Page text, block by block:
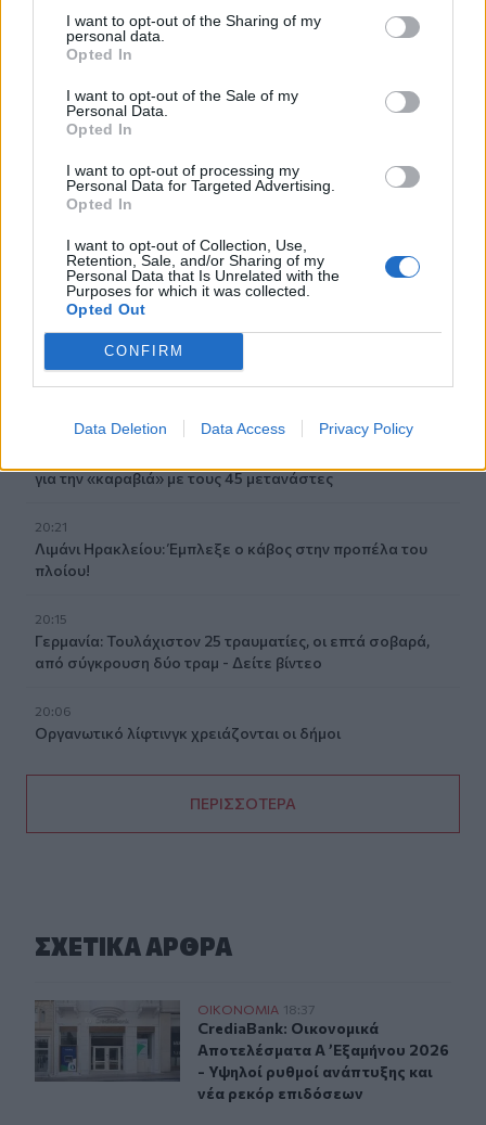
I want to opt-out of the Sharing of my
personal data.
Opted In
I want to opt-out of the Sale of my
Personal Data.
Opted In
I want to opt-out of processing my
Personal Data for Targeted Advertising.
Opted In
I want to opt-out of Collection, Use,
Retention, Sale, and/or Sharing of my
Personal Data that Is Unrelated with the
Purposes for which it was collected.
Opted Out
CONFIRM
Data Deletion Data Access Privacy Policy
Γιατί δεν έσωσα το κουτάβι: Τι αναφέρει ο ερευνητής που
κατέγραφε τη συμβίωση του μικρού σκυλιού με αγέλη
λύκων
Χανιά: Τραγούδια που κουβαλούν ιστορίες και
αναμνήσεις στο Αρχαιολογικό Μουσείο
20:49
Στην Κρήτη ο υπ. Υποδομών Χρίστος Δήμας: «Προχωρούν
τα έργα σε όλο το μήκος του ΒΟΑΚ»
Νορβηγία: Μυστηριώδεις θάνατοι ταράνδων δημιουργούν
ερωτηματικά
για την «καραβιά» με τους 45 μετανάστες
20:21
Λιμάνι Ηρακλείου: Έμπλεξε ο κάβος στην προπέλα του
πλοίου!
20:15
Γερμανία: Τουλάχιστον 25 τραυματίες, οι επτά σοβαρά,
από σύγκρουση δύο τραμ - Δείτε βίντεο
20:06
Οργανωτικό λίφτινγκ χρειάζονται οι δήμοι
ΠΕΡΙΣΣΟΤΕΡΑ
ΣΧΕΤΙΚA AΡΘΡΑ
CrediaBank: Οικονομικά Αποτελέσματα A ’Εξαμήνου
ΟΙΚΟΝΟΜΙΑ 18:37
CrediaBank: Οικονομικά
CrediaBank: Οικονομικά
Αποτελέσματα A ’Εξαμήνου 2026
- Υψηλοί ρυθμοί ανάπτυξης και
νέα ρεκόρ επιδόσεων